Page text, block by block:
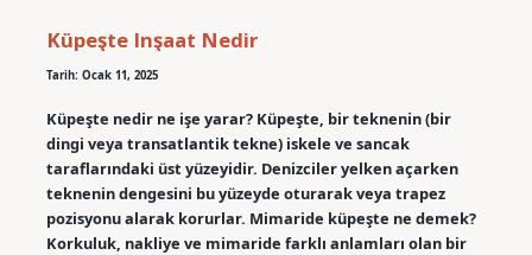
Küpeşte Inşaat Nedir
Tarih: Ocak 11, 2025
Küpeşte nedir ne işe yarar? Küpeşte, bir teknenin (bir
dingi veya transatlantik tekne) iskele ve sancak
taraflarındaki üst yüzeyidir. Denizciler yelken açarken
teknenin dengesini bu yüzeyde oturarak veya trapez
pozisyonu alarak korurlar. Mimaride küpeşte ne demek?
Korkuluk, nakliye ve mimaride farklı anlamları olan bir